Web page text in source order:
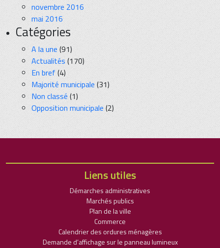
novembre 2016
mai 2016
Catégories
A la une (91)
Actualités (170)
En bref (4)
Majorité municipale (31)
Non classé (1)
Opposition municipale (2)
Liens utiles
Démarches administratives
Marchés publics
Plan de la ville
Commerce
Calendrier des ordures ménagères
Demande d’affichage sur le panneau lumineux